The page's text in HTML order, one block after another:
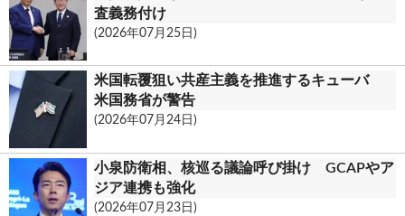
査義務付け
(2026年07月25日)
米国転覆狙い共産主義を推進するキューバ
米国務省が警告
(2026年07月24日)
小泉防衛相、核巡る議論呼び掛け GCAPやア
ジア連携も強化
(2026年07月23日)